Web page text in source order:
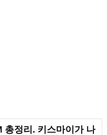
정리. 키스마이가 나